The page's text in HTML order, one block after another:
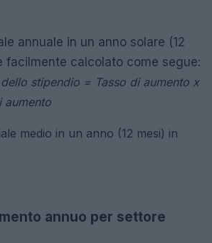
annuale in un anno solare (12
facilmente calcolato come segue:
stipendio = Tasso di aumento x
aumento
medio in un anno (12 mesi) in
annuo per settore